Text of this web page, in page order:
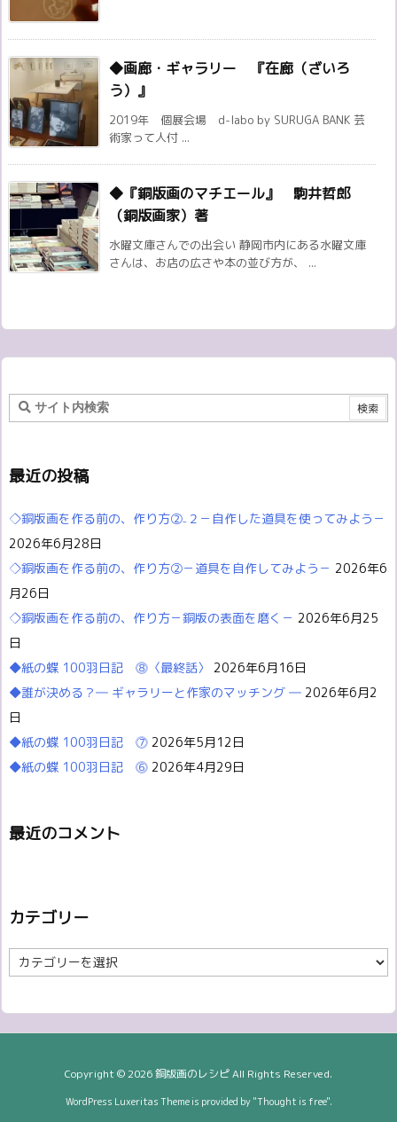
◆画廊・ギャラリー 『在廊（ざいろ
う）』
2019年 個展会場 d-labo by SURUGA BANK 芸
術家って人付 ...
◆『銅版画のマチエール』 駒井哲郎
（銅版画家）著
水曜文庫さんでの出会い 静岡市内にある水曜文庫
さんは、お店の広さや本の並び方が、 ...
最近の投稿
◇銅版画を作る前の、作り方②₋２－自作した道具を使ってみよう－
2026年6月28日
◇銅版画を作る前の、作り方②－道具を自作してみよう－ 2026年6
月26日
◇銅版画を作る前の、作り方－銅版の表面を磨く－ 2026年6月25
日
◆紙の蝶 100羽日記 ⓼〈最終話〉
2026年6月16日
◆誰が決める？― ギャラリーと作家のマッチング ― 2026年6月2
日
◆紙の蝶 100羽日記 ⓻ 2026年5月12日
◆紙の蝶 100羽日記 ⓺ 2026年4月29日
最近のコメント
カテゴリー
カ
テ
リ
Copyright ©2026銅版画のレシピAll Rights Reserved.
WordPress Luxeritas Theme is provided by "Thought is free".